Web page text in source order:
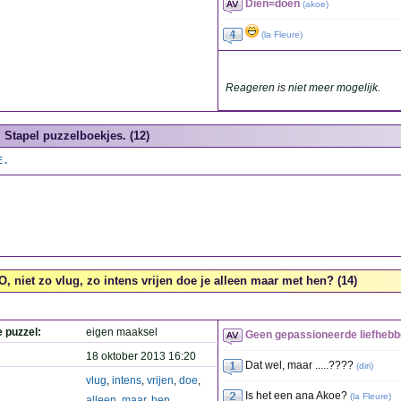
Dien=doen (akoe)
(la Fleure)
Reageren is niet meer mogelijk.
Stapel puzzelboekjes. (12)
niet zo vlug, zo intens vrijen doe je alleen maar met hen? (14)
puzzel:
eigen maaksel
18 oktober 2013 16:20
vlug, intens, vrijen, doe,
Geen gepassioneerde
Dat wel, maar .....???? (diri)
Is het een ana Akoe? (la Fleure)